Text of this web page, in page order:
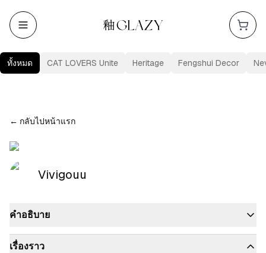
ทั้งหมด CAT LOVERS Unite Heritage Fengshui Decor
← กลับไปหน้าแรก
Vivigouu
คำอธิบาย
เรื่องราว